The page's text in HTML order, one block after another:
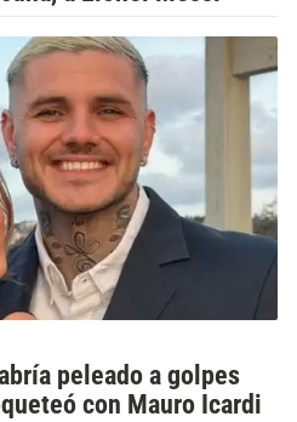
peleado a golpes
con Mauro Icardi